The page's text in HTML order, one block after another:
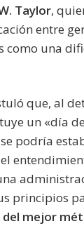
Taylor,
entre
como una
que, al
un «día
podría
principios
mejor